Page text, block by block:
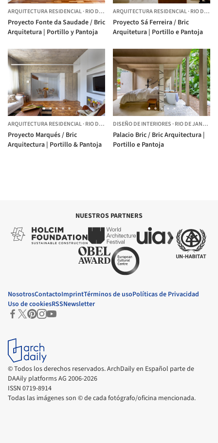
ARQUITECTURA RESIDENCIAL·RIO DE JANEIRO, BRASIL
Proyecto Fonte da Saudade / Bric
Arquitetura | Portillo y Pantoja
ARQUITECTURA RESIDENCIAL·RIO DE JANEIRO,
Proyecto Sá Ferreira / Bric
Arquitetura | Portillo e Pantoja
ARQUITECTURA RESIDENCIAL·RIO DE JANEIRO, BRASIL
Proyecto Marqués / Bric
Arquitectura | Portillo & Pantoja
DISEÑO DE INTERIORES ·RIO DE JANEIRO,
Palacio Bric / Bric Arquitectura |
Portillo e Pantoja